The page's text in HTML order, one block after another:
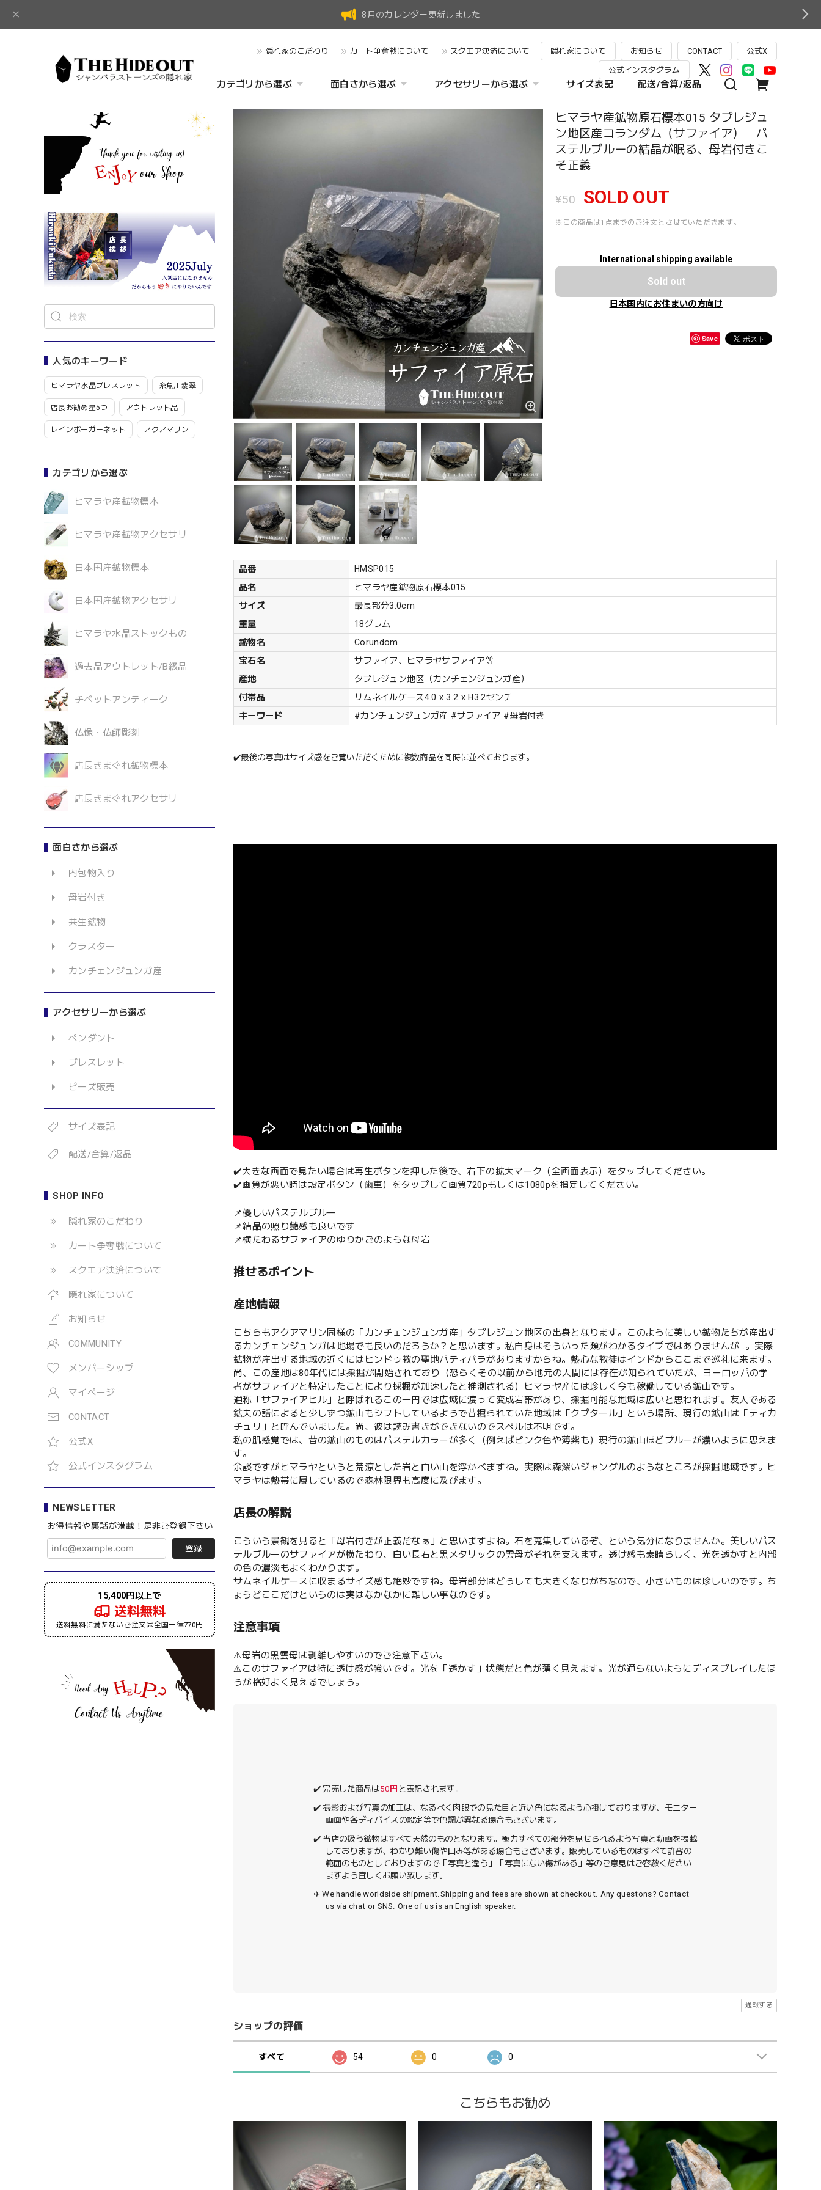
8月のカレンダー更新しました
隠れ家のこだわり カート争奪戦について スクエア決済について 隠れ家について お知らせ CONTACT 公式X
公式インスタグラム
カテゴリから選ぶ 面白さから選ぶ アクセサリーから選ぶ サイズ表記 配送/合算/返品
人気のキーワード
ヒマラヤ水晶ブレスレット 糸魚川翡翠
店長お勧め星5つ アウトレット品
レインボーガーネット アクアマリン
カテゴリから選ぶ
ヒマラヤ産鉱物標本
ヒマラヤ産鉱物アクセサリ
日本国産鉱物標本
日本国産鉱物アクセサリ
ヒマラヤ水晶ストックもの
過去品アウトレット/B級品
チベットアンティーク
仏像・仏師彫刻
店長きまぐれ鉱物標本
店長きまぐれアクセサリ
面白さから選ぶ
内包物入り
母岩付き
共生鉱物
クラスター
カンチェンジュンガ産
アクセサリーから選ぶ
ペンダント
ブレスレット
ビーズ販売
サイズ表記
配送/合算/返品
SHOP INFO
隠れ家のこだわり
カート争奪戦について
スクエア決済について
隠れ家について
お知らせ
COMMUNITY
メンバーシップ
マイページ
CONTACT
公式X
公式インスタグラム
NEWSLETTER
お得情報や裏話が満載！是非ご登録下さい
登録
15,400円以上で
送料無料
送料無料に満たないご注文は全国一律770円
ヒマラヤ産鉱物原石標本015 タプレジュ
ン地区産コランダム（サファイア） パ
ステルブルーの結晶が眠る、母岩付きこ
そ正義
¥50 SOLD OUT
※この商品は1点までのご注文とさせていただきます。
International shipping available
Sold out
日本国内にお住まいの方向け
Save
品番
HMSP015
品名
ヒマラヤ産鉱物原石標本015
サイズ
最長部分3.0cm
重量
18グラム
鉱物名
Corundom
宝石名
サファイア、ヒマラヤサファイア等
産地
タプレジュン地区（カンチェンジュンガ産）
付帯品
サムネイルケース4.0 x 3.2 x H3.2センチ
キーワード
#カンチェンジュンガ産 #サファイア #母岩付き
✔️最後の写真はサイズ感をご覧いただくために複数商品を同時に並べております。
✔️大きな画面で見たい場合は再生ボタンを押した後で、右下の拡大マーク（全画面表示）をタップしてください。
✔️画質が悪い時は設定ボタン（歯車）をタップして画質720pもしくは1080pを指定してください。
📌優しいパステルブルー
📌結晶の照り艶感も良いです
📌横たわるサファイアのゆりかごのような母岩
推せるポイント
産地情報
こちらもアクアマリン同様の「カンチェンジュンガ産」タプレジュン地区の出身となります。このように美しい鉱物たちが産出す
るカンチェンジュンガは地場でも良いのだろうか？と思います。私自身はそういった類がわかるタイプではありませんが…。実際
鉱物が産出する地域の近くにはヒンドゥ教の聖地パティバラがありますからね。熱心な教徒はインドからここまで巡礼に来ます。
尚、この産地は80年代には採掘が開始されており（恐らくその以前から地元の人間には存在が知られていたが、ヨーロッパの学
者がサファイアと特定したことにより採掘が加速したと推測される）ヒマラヤ産には珍しく今も稼働している鉱山です。
通称「サファイアヒル」と呼ばれるこの一円では広域に渡って変成岩帯があり、採掘可能な地域は広いと思われます。友人である
鉱夫の話によると少しずつ鉱山もシフトしているようで昔掘られていた地域は「クプタール」という場所、現行の鉱山は「ティカ
チュリ」と呼んでいました。尚、彼は読み書きができないのでスペルは不明です。
私の肌感覚では、昔の鉱山のものはパステルカラーが多く（例えばピンク色や薄紫も）現行の鉱山ほどブルーが濃いように思えま
す。
余談ですがヒマラヤというと荒涼とした岩と白い山を浮かべますね。実際は森深いジャングルのようなところが採掘地域です。ヒ
マラヤは熱帯に属しているので森林限界も高度に及びます。
店長の解説
こういう景観を見ると「母岩付きが正義だなぁ」と思いますよね。石を蒐集しているぞ、という気分になりませんか。美しいパス
テルブルーのサファイアが横たわり、白い長石と黒メタリックの雲母がそれを支えます。透け感も素晴らしく、光を透かすと内部
の色の濃淡もよくわかります。
サムネイルケースに収まるサイズ感も絶妙ですね。母岩部分はどうしても大きくなりがちなので、小さいものは珍しいのです。ち
ょうどここだけというのは実はなかなかに難しい事なのです。
注意事項
⚠️母岩の黒雲母は剥離しやすいのでご注意下さい。
⚠️このサファイアは特に透け感が強いです。光を「透かす」状態だと色が薄く見えます。光が通らないようにディスプレイしたほ
うが格好よく見えるでしょう。
✔️ 完売した商品は50円 と表記されます。
✔️ 撮影および写真の加工は、なるべく肉眼での見た目と近い色になるよう心掛けておりますが、モニター
画面や各ディバイスの設定等で色調が異なる場合もございます。
✔️ 当店の扱う鉱物はすべて天然のものとなります。極力すべての部分を見せられるよう写真と動画を掲載
しておりますが、わかり難い傷や凹み等がある場合もございます。販売しているものはすべて許容の
範囲のものとしておりますので「写真と違う」「写真にない傷がある」等のご意見はご容赦ください
ますよう宜しくお願い致します。
✈️ We handle worldside shipment.Shipping and fees are shown at checkout. Any questons? Contact
us via chat or SNS. One of us is an English speaker.
通報する
ショップの評価
すべて 54 0 0
こちらもお勧め